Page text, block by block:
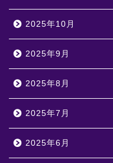
2025年10月
2025年9月
2025年8月
2025年7月
2025年6月